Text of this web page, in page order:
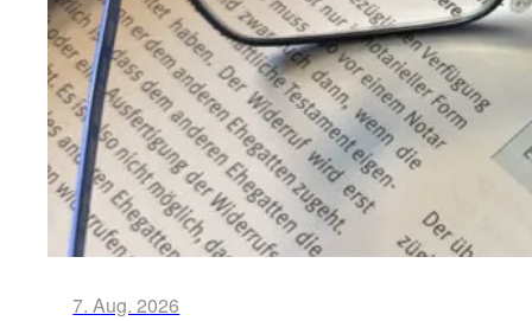
7. Aug. 2026